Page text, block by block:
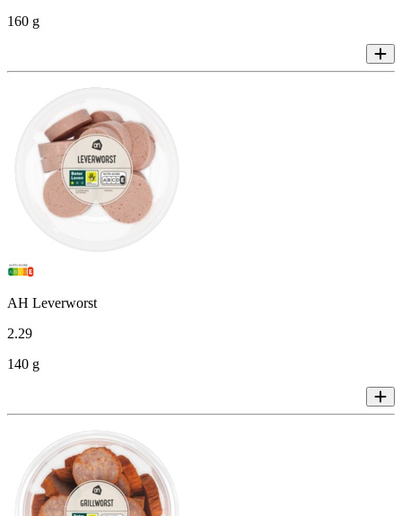
160 g
AH Leverworst
2.29
140 g